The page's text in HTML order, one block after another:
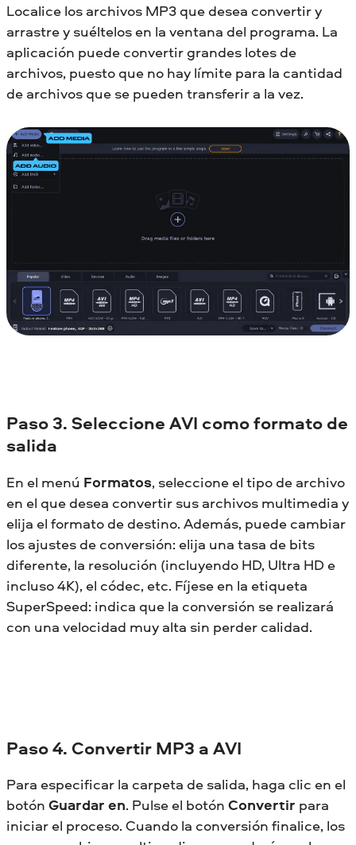
Localice los archivos MP3 que desea convertir y
arrastre y suéltelos en la ventana del programa. La
aplicación puede convertir grandes lotes de
archivos, puesto que no hay límite para la cantidad
de archivos que se pueden transferir a la vez.
Paso 3. Seleccione AVI como formato de
salida
En el menú Formatos, seleccione el tipo de archivo
en el que desea convertir sus archivos multimedia y
elija el formato de destino. Además, puede cambiar
los ajustes de conversión: elija una tasa de bits
diferente, la resolución (incluyendo HD, Ultra HD e
incluso 4K), el códec, etc. Fíjese en la etiqueta
SuperSpeed: indica que la conversión se realizará
con una velocidad muy alta sin perder calidad.
Paso 4. Convertir MP3 a AVI
Para especificar la carpeta de salida, haga clic en el
botón Guardar en. Pulse el botón Convertir para
iniciar el proceso. Cuando la conversión finalice, los